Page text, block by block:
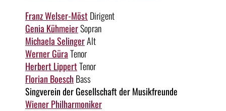
Franz Welser-Möst Dirigent
Genia KühmeierSopran
Michaela SelingerAlt
Werner GüraTenor
Herbert LippertTenor
Florian BoeschBass
Singverein der Gesellschaft der Musikfreunde
Wiener Philharmoniker